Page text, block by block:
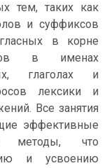
тем, таких как
и суффиксов
в корне
в именах
глаголах и
лексики и
Все занятия
эффективные
и методы, что
и усвоению